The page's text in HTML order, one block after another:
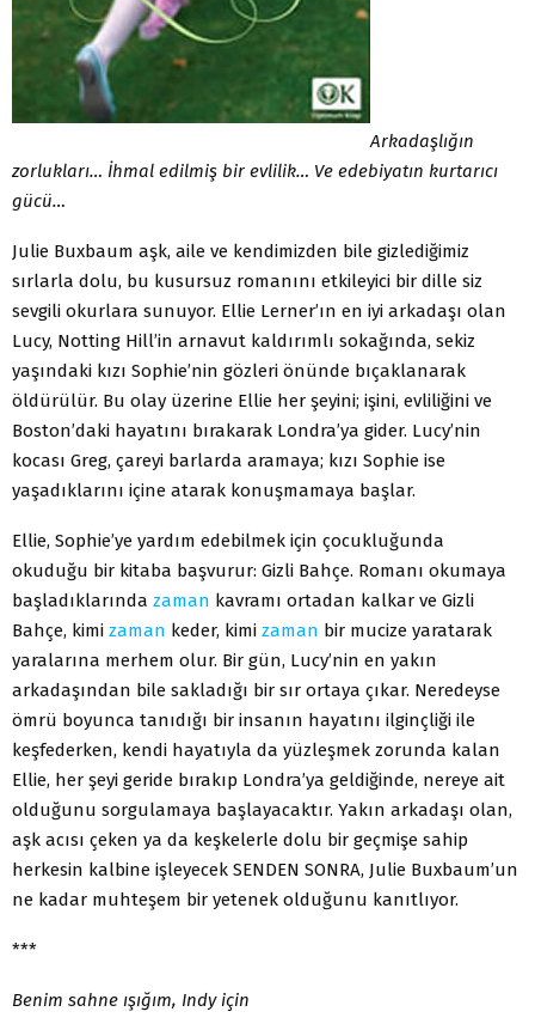
Arkadaşlığın
zorlukları… İhmal edilmiş bir evlilik… Ve edebiyatın kurtarıcı
gücü…
Julie Buxbaum aşk, aile ve kendimizden bile gizlediğimiz
sırlarla dolu, bu kusursuz romanını etkileyici bir dille siz
sevgili okurlara sunuyor. Ellie Lerner’ın en iyi arkadaşı olan
Lucy, Notting Hill’in arnavut kaldırımlı sokağında, sekiz
yaşındaki kızı Sophie’nin gözleri önünde bıçaklanarak
öldürülür. Bu olay üzerine Ellie her şeyini; işini, evliliğini ve
Boston’daki hayatını bırakarak Londra’ya gider. Lucy’nin
kocası Greg, çareyi barlarda aramaya; kızı Sophie ise
yaşadıklarını içine atarak konuşmamaya başlar.
Ellie, Sophie’ye yardım edebilmek için çocukluğunda
okuduğu bir kitaba başvurur: Gizli Bahçe. Romanı okumaya
başladıklarında zaman kavramı ortadan kalkar ve Gizli
Bahçe, kimi zaman keder, kimi zaman bir mucize yaratarak
yaralarına merhem olur. Bir gün, Lucy’nin en yakın
arkadaşından bile sakladığı bir sır ortaya çıkar. Neredeyse
ömrü boyunca tanıdığı bir insanın hayatını ilginçliği ile
keşfederken, kendi hayatıyla da yüzleşmek zorunda kalan
Ellie, her şeyi geride bırakıp Londra’ya geldiğinde, nereye ait
olduğunu sorgulamaya başlayacaktır. Yakın arkadaşı olan,
aşk acısı çeken ya da keşkelerle dolu bir geçmişe sahip
herkesin kalbine işleyecek SENDEN SONRA, Julie Buxbaum’un
ne kadar muhteşem bir yetenek olduğunu kanıtlıyor.
***
Benim sahne ışığım, Indy için